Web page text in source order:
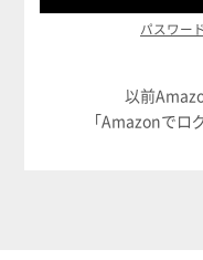
パスワー
以前
「Amazonでロ